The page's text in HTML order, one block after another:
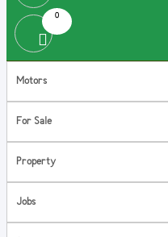
0
Motors
For Sale
Property
Jobs